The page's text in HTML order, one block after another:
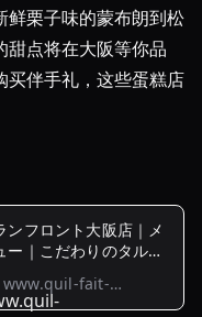
鲜栗子味的蒙布朗到松
甜点将在大阪等你品
买伴手礼，这些蛋糕店
ンフロント大阪店｜メ
ー｜こだわりのタル
ケーキのお ...
www.quil-fait-
bon.com